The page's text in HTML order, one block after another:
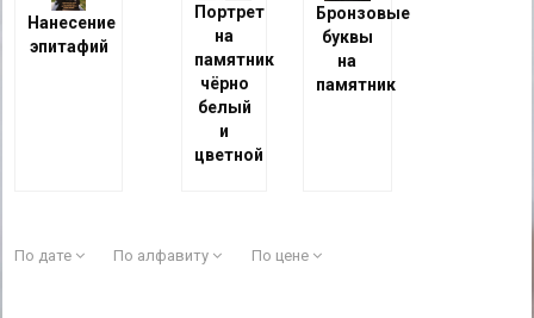
Нанесение
эпитафий
Портрет
на
памятник
чёрно
белый
и
цветной
Бронзовые
буквы
на
памятник
По дате По алфавиту По цене